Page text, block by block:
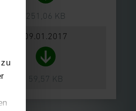
251,06 KB
09.01.2017
59,57 KB